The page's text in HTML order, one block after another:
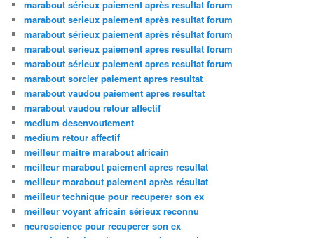
marabout sérieux paiement après resultat forum
marabout serieux paiement après resultat forum
marabout sérieux paiement après résultat forum
marabout serieux paiement apres resultat forum
marabout sérieux paiement apres resultat forum
marabout sorcier paiement apres resultat
marabout vaudou paiement apres resultat
marabout vaudou retour affectif
medium desenvoutement
medium retour affectif
meilleur maitre marabout africain
meilleur marabout paiement apres resultat
meilleur marabout paiement après résultat
meilleur technique pour recuperer son ex
meilleur voyant africain sérieux reconnu
neuroscience pour recuperer son ex